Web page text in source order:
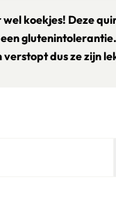
koekjes! Deze
dus ze zijn